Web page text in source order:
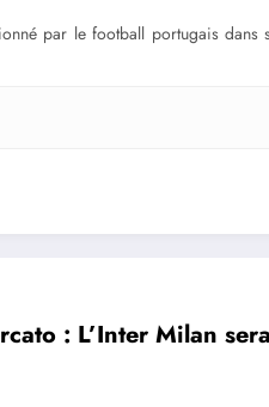
par le football portugais dans
: L’Inter Milan